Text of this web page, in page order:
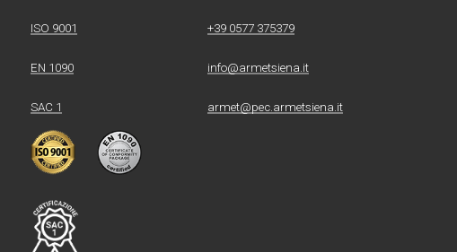
ISO 9001
EN 1090
SAC 1
+39 0577 375379
info@armetsiena.it
armet@pec.armetsiena.it